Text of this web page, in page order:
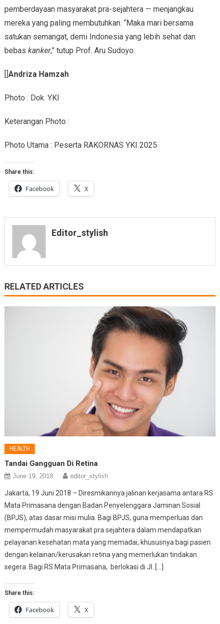
pemberdayaan masyarakat pra-sejahtera — menjangkau
mereka yang paling membutuhkan. “Maka mari bersama
satukan semangat, demi Indonesia yang lebih sehat dan
bebas kanker,” tutup Prof. Aru Sudoyo.
[]Andriza Hamzah
Photo : Dok. YKI
Keterangan Photo :
Photo Utama : Peserta RAKORNAS YKI 2025
Share this:
Facebook X
Editor_stylish
RELATED ARTICLES
HEALTH
Tandai Gangguan Di Retina
June 19, 2018 editor_stylish
Jakarta, 19 Juni 2018 – Diresmikannya jalinan kerjasama antara RS
Mata Primasana dengan Badan Penyelenggara Jaminan Sosial
(BPJS), atas dasar misi mulia. Bagi BPJS, guna memperluas dan
mempermudah masyarakat pra sejahtera dalam mendapatkan
pelayanan kesehatan mata yang memadai, khususnya bagi pasien
dengan kelainan/kerusakan retina yang memerlukan tindakan
segera. Bagi RS Mata Primasana, berlokasi di Jl. […]
Share this:
Facebook X